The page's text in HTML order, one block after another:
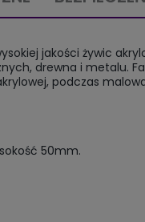
jakości żywic
drewna i metalu.
podczas
50mm.